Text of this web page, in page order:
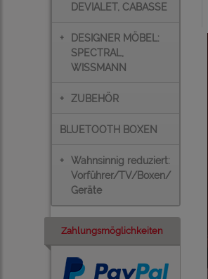
DEVIALET, CABASSE
+
DESIGNER MÖBEL:
SPECTRAL,
WISSMANN
+ ZUBEHÖR
BLUETOOTH BOXEN
+ Wahnsinnig reduziert:
Vorführer/TV/Boxen/
Geräte
Zahlungsmöglichkeiten